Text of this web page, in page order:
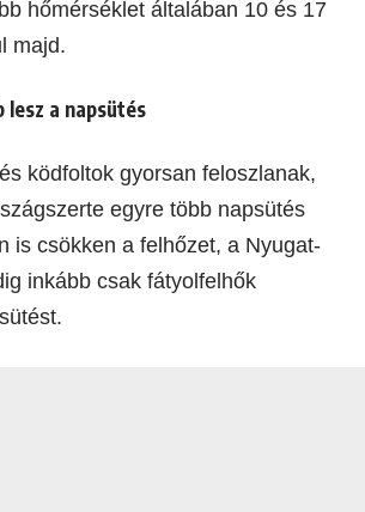
hőmérséklet általában 10 és 17
majd.
lesz a napsütés
ködfoltok gyorsan feloszlanak,
egyre több napsütés
is csökken a felhőzet, a Nyugat-
inkább csak fátyolfelhők